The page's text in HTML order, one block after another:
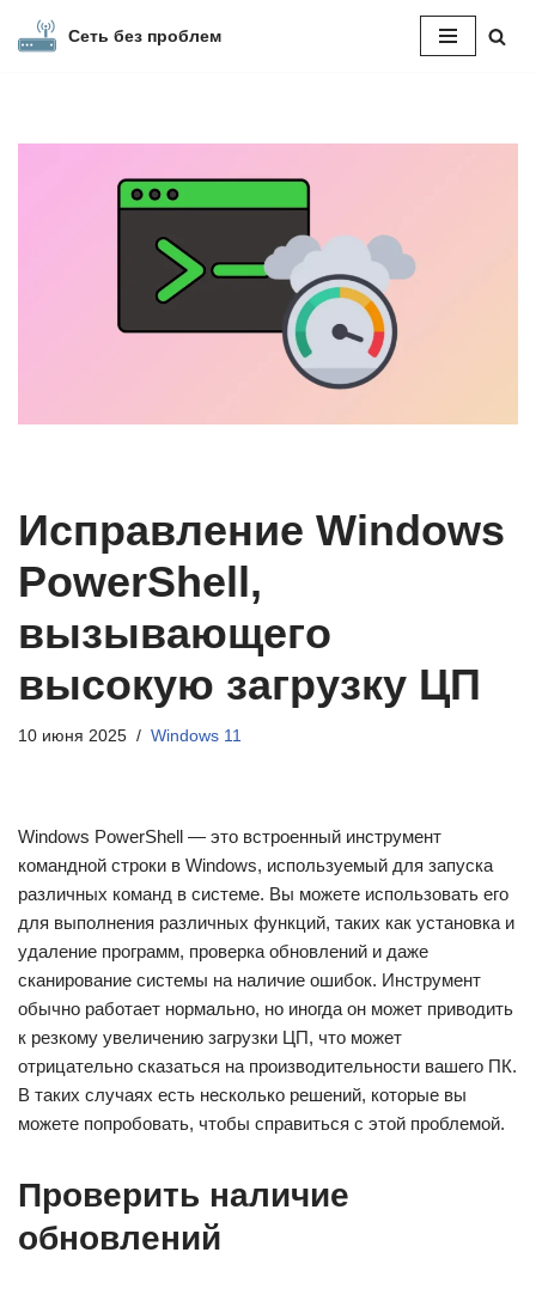
Сеть без проблем
Исправление Windows
PowerShell,
вызывающего
высокую загрузку ЦП
10 июня 2025 Windows 11
Windows PowerShell — это встроенный инструмент
командной строки в Windows, используемый для запуска
различных команд в системе. Вы можете использовать его
для выполнения различных функций, таких как установка и
удаление программ, проверка обновлений и даже
сканирование системы на наличие ошибок. Инструмент
обычно работает нормально, но иногда он может приводить
к резкому увеличению загрузки ЦП, что может
отрицательно сказаться на производительности вашего ПК.
В таких случаях есть несколько решений, которые вы
можете попробовать, чтобы справиться с этой проблемой.
Проверить наличие
обновлений